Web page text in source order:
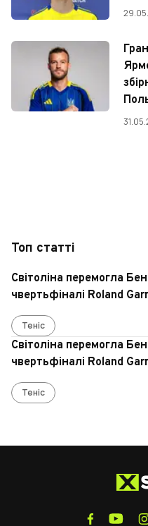
Топ статті
Світоліна перемогла
чвертьфіналі Roland
Теніс
Світоліна перемогла
чвертьфіналі Roland
Теніс